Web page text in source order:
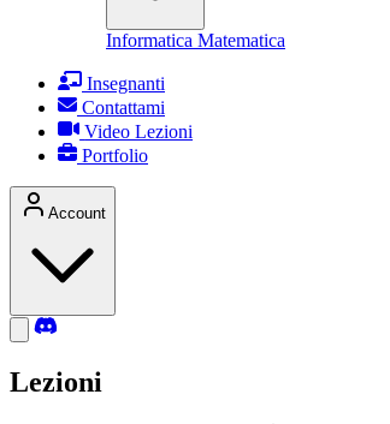
Informatica Matematica
Insegnanti
Contattami
Video Lezioni
Portfolio
Account
Lezioni